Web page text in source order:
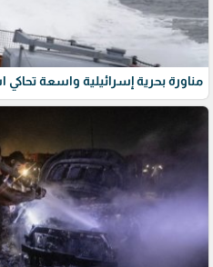
مناورة بحرية إسرائيلية واسعة